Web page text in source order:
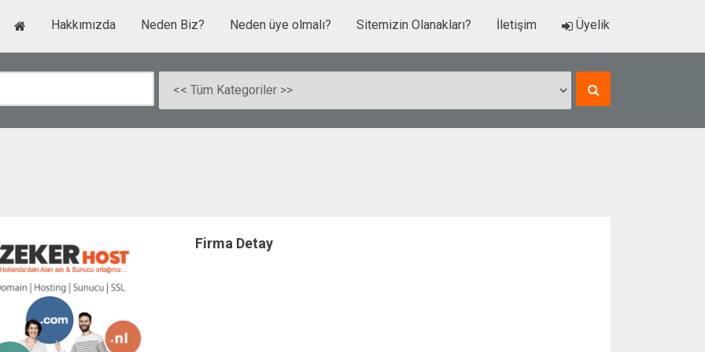
Hakkımızda Neden Biz? Neden üye olmalı? Sitemizin Olanakları? İletişim Üyelik
Firma Detay